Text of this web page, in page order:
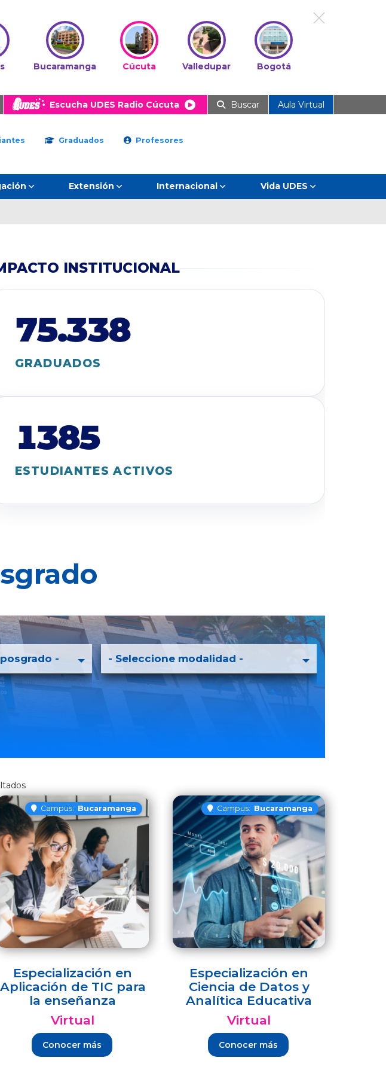
Bucaramanga Cúcuta Valledupar Bogotá
Escucha UDES Radio Cúcuta Buscar Aula Virtual
Graduados Profesores
Extensión Internacional Vida UDES
INSTITUCIONAL
75.338
GRADUADOS
1385
ESTUDIANTES ACTIVOS
Campus: Bucaramanga
Especialización en
Aplicación de TIC para
la enseñanza
Virtual
Conocer más
Campus: Bucaramanga
Especialización en
Ciencia de Datos y
Analítica Educativa
Virtual
Conocer más